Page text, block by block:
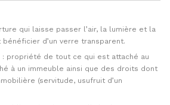
qui laisse passer l’air, la lumière et la
bénéficier d’un verre transparent.
propriété de tout ce qui est attaché au
à un immeuble ainsi que des droits dont
(servitude, usufruit d’un